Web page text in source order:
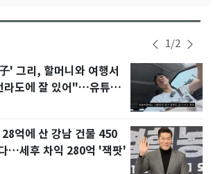
1/2
' 그리, 할머니와 여행서
라도에 잘 있어"…유튜브
억에 산 강남 건물 450
…세후 차익 280억 '잭팟'